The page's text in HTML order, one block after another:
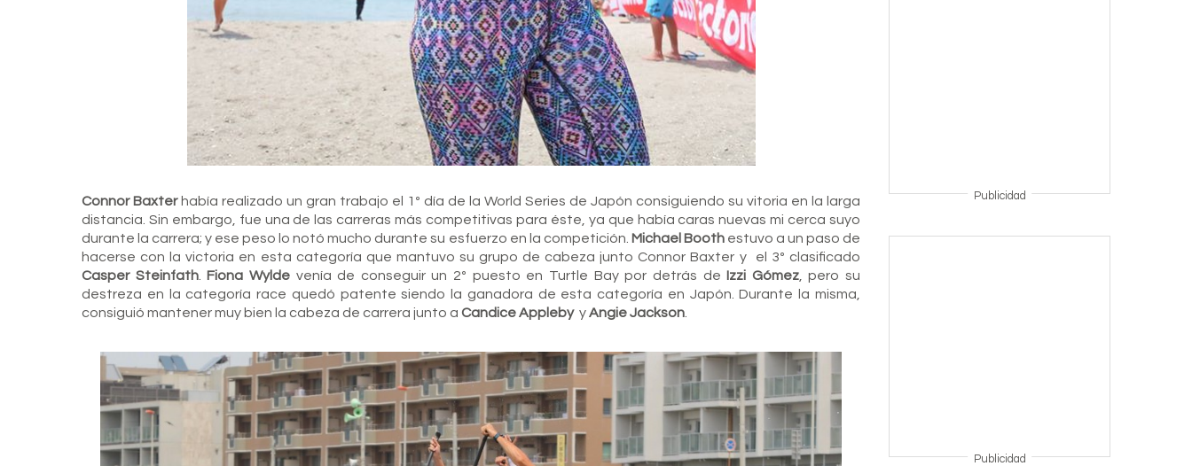
Connor Baxterhabía realizado un gran trabajo el 1º día de la World Series de Japón consiguiendo su vitoria en la larga
distancia. Sin embargo, fue una de las carreras más competitivas para éste, ya que había caras nuevas mi cerca suyo
durante la carrera; y ese peso lo notó mucho durante su esfuerzo en la competición. Michael Boothestuvo a un paso de
hacerse con la victoria en esta categoría que mantuvo su grupo de cabeza junto Connor Baxter y el 3º clasificado
Casper Steinfath. Fiona Wyldevenía de conseguir un 2º puesto en Turtle Bay por detrás de Izzi Gómez, pero su
destreza en la categoría race quedó patente siendo la ganadora de esta categoría en Japón. Durante la misma,
consiguió mantener muy bien la cabeza de carrera junto a Candice ApplebyyAngie Jackson
Publicidad
Publicidad